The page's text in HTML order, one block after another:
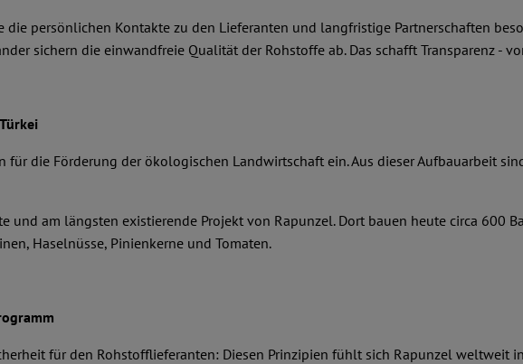
persönlichen Kontakte zu den Lieferanten und langfristige Partnerschaften
sichern die einwandfreie Qualität der Rohstoffe ab. Das schafft Transparenz -
für die Förderung der ökologischen Landwirtschaft ein. Aus dieser Aufbauarbeit
und am längsten existierende Projekt von Rapunzel. Dort bauen heute circa 600
Haselnüsse, Pinienkerne und Tomaten.
für den Rohstofflieferanten: Diesen Prinzipien fühlt sich Rapunzel weltweit